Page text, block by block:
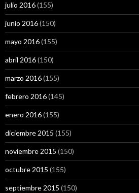
julio 2016(155)
junio 2016(150)
mayo 2016(155)
abril 2016(150)
marzo 2016(155)
febrero 2016(145)
enero 2016(155)
diciembre 2015 (155)
noviembre 2015 (150)
octubre 2015 (155)
septiembre 2015 (150)